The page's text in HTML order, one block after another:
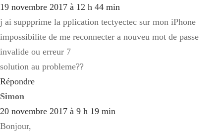
19 novembre 2017 à 12 h 44 min
j ai suppprime la pplication tectyectec sur mon iPhone
impossibilite de me reconnecter a nouveu mot de passe
invalide ou erreur 7
solution au probleme??
Répondre
Simon
20 novembre 2017 à 9 h 19 min
Bonjour,